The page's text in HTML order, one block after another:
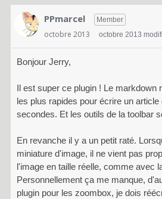
PPmarcel Member
octobre 2013 octobre 2013
Bonjour Jerry,
Il est super ce plugin ! Le markdown
les plus rapides pour écrire un article
secondes. Et les outils de la toolbar
En revanche il y a un petit raté.
miniature d'image, il ne vient pas
l'image en taille réelle, comme avec
Personnellement ça me manque,
plugin pour les zoombox, je dois